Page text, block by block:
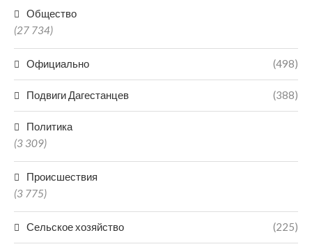
Общество
(27 734)
Официально (498)
Подвиги Дагестанцев (388)
Политика
(3 309)
Происшествия
(3 775)
Сельское хозяйство (225)